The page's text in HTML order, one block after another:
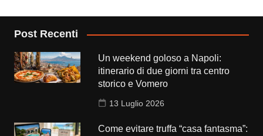
Post Recenti
Un weekend goloso a Napoli:
itinerario di due giorni tra centro
storico e Vomero
13 Luglio 2026
Come evitare truffa “casa fantasma”: